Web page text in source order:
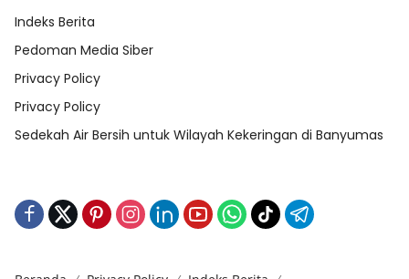
Indeks Berita
Pedoman Media Siber
Privacy Policy
Privacy Policy
Sedekah Air Bersih untuk Wilayah Kekeringan di Banyumas